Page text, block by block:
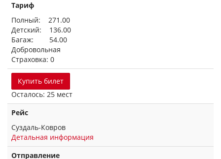
Тариф
Полный: 271.00
Детский: 136.00
Багаж: 54.00
Добровольная
Страховка: 0
Купить билет
Осталось: 25 мест
Рейс
Суздаль-Ковров
Детальная информация
Отправление